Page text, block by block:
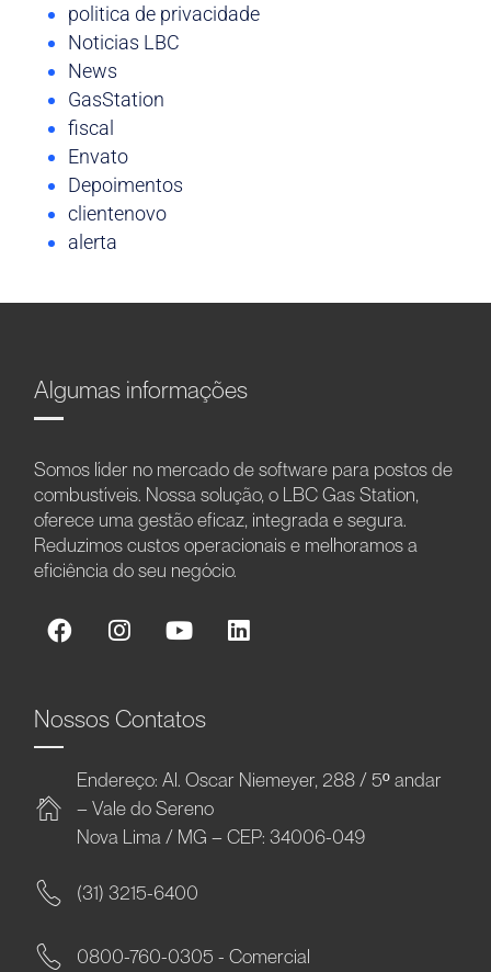
politica de privacidade
Noticias LBC
News
GasStation
fiscal
Envato
Depoimentos
clientenovo
alerta
Algumas informações
Somos líder no mercado de software para postos de
combustíveis. Nossa solução, o LBC Gas Station,
oferece uma gestão eficaz, integrada e segura.
Reduzimos custos operacionais e melhoramos a
eficiência do seu negócio.
Nossos Contatos
Endereço: Al. Oscar Niemeyer, 288 / 5º andar
– Vale do Sereno
Nova Lima / MG – CEP: 34006-049
(31) 3215-6400
0800-760-0305 - Comercial